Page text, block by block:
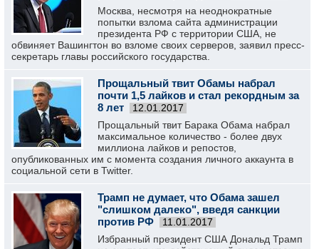
Москва, несмотря на неоднократные
попытки взлома сайта администрации
президента РФ с территории США, не
обвиняет Вашингтон во взломе своих серверов, заявил пресс-
секретарь главы российского государства.
Прощальный твит Обамы набрал
почти 1,5 лайков и стал рекордным за
8 лет
12.01.2017
Прощальный твит Барака Обама набрал
максимальное количество - более двух
миллиона лайков и репостов,
опубликованных им с момента создания личного аккаунта в
социальной сети в Twitter.
Трамп не думает, что Обама зашел
"слишком далеко", введя санкции
против РФ
11.01.2017
Избранный президент США Дональд Трамп